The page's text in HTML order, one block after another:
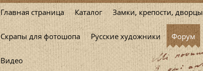
Главная страница Каталог Замки, крепости, дворцы
Скрапы для фотошопа Русские художники Форум
Видео